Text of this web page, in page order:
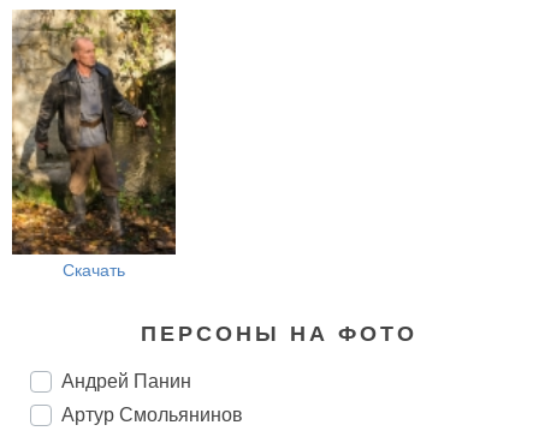
Скачать
ПЕРСОНЫ НА ФОТО
Андрей Панин
Артур Смольянинов